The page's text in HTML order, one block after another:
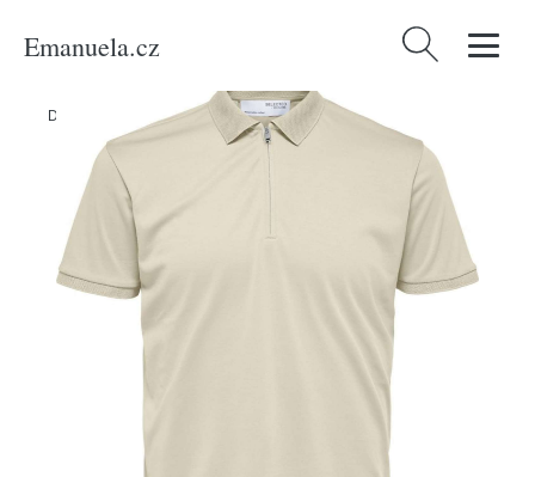
Emanuela.cz Vyhledávání
Domů /Muži Tričko 'Fave' Selected Homme béžová